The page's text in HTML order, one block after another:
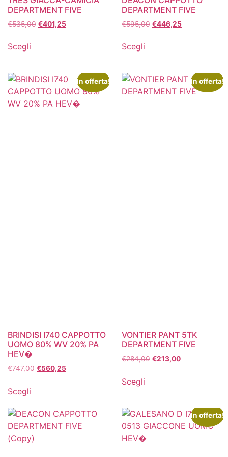
DEPARTMENT FIVE
€535,00 €401,25
Scegli
DEPARTMENT FIVE
€595,00 €446,25
Scegli
In offerta!
BRINDISI I740 CAPPOTTO
UOMO 80% WV 20% PA
HEV�
€747,00 €560,25
Scegli
In offerta!
VONTIER PANT 5TK
DEPARTMENT FIVE
€284,00 €213,00
Scegli
In offerta!